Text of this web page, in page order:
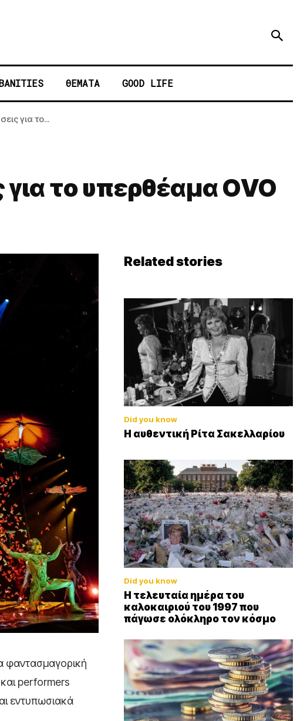
ΘΕΜΑΤΑ GOOD LIFE
για το...
το υπερθέαμα ΟVO
φαντασμαγορική
performers
εντυπωσιακά
Related stories
Did you know
Η αυθεντική Ρίτα Σακελλαρίου
Did you know
Η τελευταία ημέρα του
καλοκαιριού του 1997 που
πάγωσε ολόκληρο τον κόσμο